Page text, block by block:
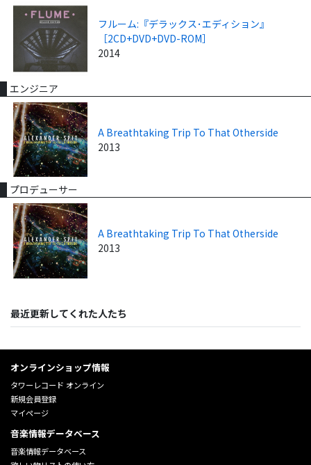
フルーム:『デラックス･エディション』
［2CD+DVD+DVD-ROM］
2014
エンジニア
A Breathtaking Trip To That Otherside
2013
プロデューサー
A Breathtaking Trip To That Otherside
2013
最近更新してくれた人たち
オンラインショップ情報
タワーレコード オンライン
新規会員登録
マイページ
音楽情報データベース
音楽情報データベース